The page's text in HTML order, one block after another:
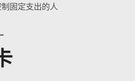
固定支出的人